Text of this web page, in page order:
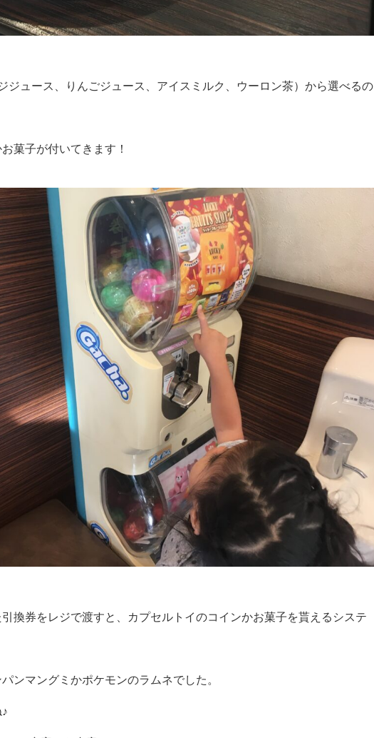
ジュース、りんごジュース、アイスミルク、ウーロン茶）から選べるの
菓子が付いてきます！
換券をレジで渡すと、カプセルトイのコインかお菓子を貰えるシステ
ンマングミかポケモンのラムネでした。